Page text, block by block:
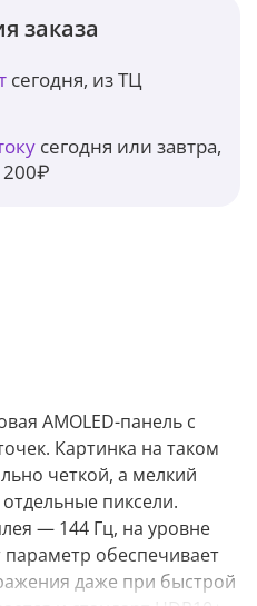
заказа
сегодня, из ТЦ
сегодня или завтра,
200₽
AMOLED-панель с
Картинка на таком
четкой, а мелкий
пиксели.
— 144 Гц, на уровне
обеспечивает
даже при быстрой